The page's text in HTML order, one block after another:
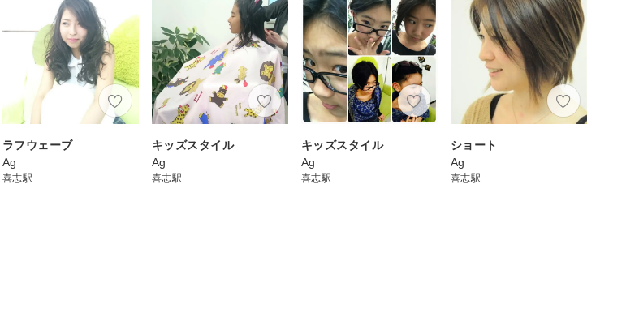
ラフウェーブ
Ag
喜志駅
キッズスタイル
Ag
喜志駅
キッズスタイル
Ag
喜志駅
ショート
Ag
喜志駅